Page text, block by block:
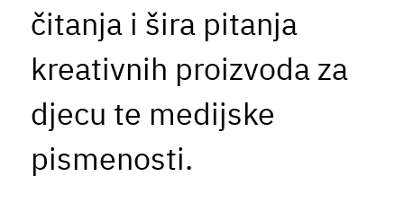
čitanja i šira pitanja
kreativnih proizvoda za
djecu te medijske
pismenosti.